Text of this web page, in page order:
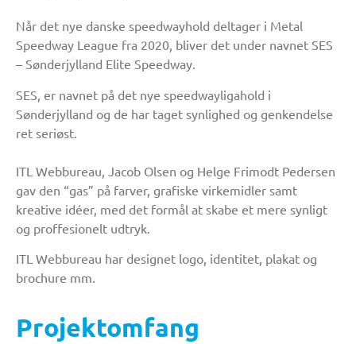
Når det nye danske speedwayhold deltager i Metal
Speedway League fra 2020, bliver det under navnet SES
– Sønderjylland Elite Speedway.
SES, er navnet på det nye speedwayligahold i
Sønderjylland og de har taget synlighed og genkendelse
ret seriøst.
ITL Webbureau, Jacob Olsen og Helge Frimodt Pedersen
gav den “gas” på farver, grafiske virkemidler samt
kreative idéer, med det formål at skabe et mere synligt
og proffesionelt udtryk.
ITL Webbureau har designet logo, identitet, plakat og
brochure mm.
Projektomfang